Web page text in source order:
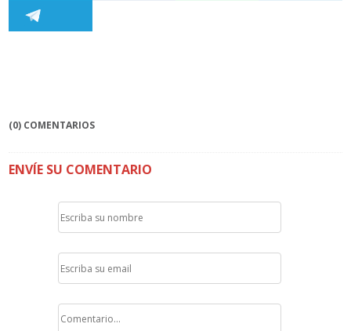
(0) COMENTARIOS
ENVÍE SU COMENTARIO